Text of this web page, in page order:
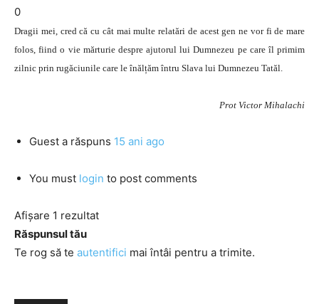
0
Dragii mei, cred că cu cât mai multe relatări de acest gen ne vor fi de mare
folos, fiind o vie mărturie despre ajutorul lui Dumnezeu pe care îl primim
zilnic prin rugăciunile care le înălțăm întru Slava lui Dumnezeu Tatăl.
Prot Victor Mihalachi
Guest a răspuns 15 ani ago
You must login to post comments
Afișare 1 rezultat
Răspunsul tău
Te rog să te autentifici mai întâi pentru a trimite.